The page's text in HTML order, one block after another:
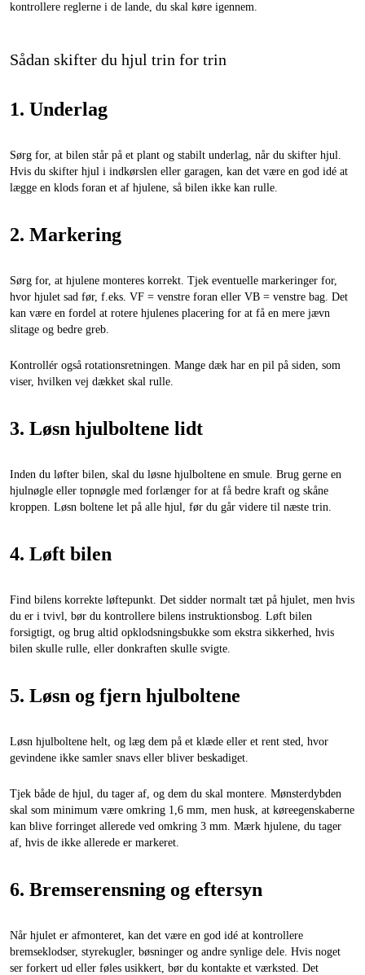
kontrollere reglerne i de lande, du skal køre igennem.
Sådan skifter du hjul trin for trin
1. Underlag
Sørg for, at bilen står på et plant og stabilt underlag, når du skifter hjul.
Hvis du skifter hjul i indkørslen eller garagen, kan det være en god idé at
lægge en klods foran et af hjulene, så bilen ikke kan rulle.
2. Markering
Sørg for, at hjulene monteres korrekt. Tjek eventuelle markeringer for,
hvor hjulet sad før, f.eks. VF = venstre foran eller VB = venstre bag. Det
kan være en fordel at rotere hjulenes placering for at få en mere jævn
slitage og bedre greb.
Kontrollér også rotationsretningen. Mange dæk har en pil på siden, som
viser, hvilken vej dækket skal rulle.
3. Løsn hjulboltene lidt
Inden du løfter bilen, skal du løsne hjulboltene en smule. Brug gerne en
hjulnøgle eller topnøgle med forlænger for at få bedre kraft og skåne
kroppen. Løsn boltene let på alle hjul, før du går videre til næste trin.
4. Løft bilen
Find bilens korrekte løftepunkt. Det sidder normalt tæt på hjulet, men hvis
du er i tvivl, bør du kontrollere bilens instruktionsbog. Løft bilen
forsigtigt, og brug altid opklodsningsbukke som ekstra sikkerhed, hvis
bilen skulle rulle, eller donkraften skulle svigte.
5. Løsn og fjern hjulboltene
Løsn hjulboltene helt, og læg dem på et klæde eller et rent sted, hvor
gevindene ikke samler snavs eller bliver beskadiget.
Tjek både de hjul, du tager af, og dem du skal montere. Mønsterdybden
skal som minimum være omkring 1,6 mm, men husk, at køreegenskaberne
kan blive forringet allerede ved omkring 3 mm. Mærk hjulene, du tager
af, hvis de ikke allerede er markeret.
6. Bremserensning og eftersyn
Når hjulet er afmonteret, kan det være en god idé at kontrollere
bremseklodser, styrekugler, bøsninger og andre synlige dele. Hvis noget
ser forkert ud eller føles usikkert, bør du kontakte et værksted. Det